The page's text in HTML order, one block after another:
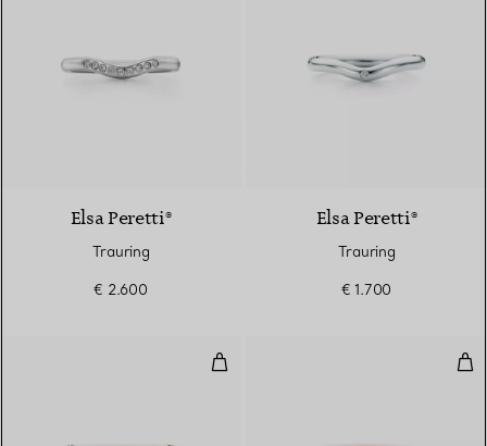
Elsa Peretti®
Trauring
€ 2.600
Elsa Peretti®
Trauring
€ 1.700
Trauring